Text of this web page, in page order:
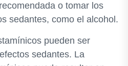
o tomar los
sedantes, como el alcohol.
pueden ser
sedantes. La